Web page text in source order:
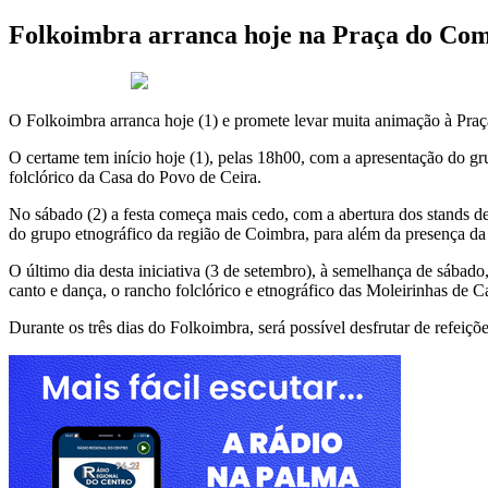
Folkoimbra arranca hoje na Praça do
O Folkoimbra arranca hoje (1) e promete levar muita animação à
O certame tem início hoje (1), pelas 18h00, com a apresentação do
folclórico da Casa do Povo de Ceira.
No sábado (2) a festa começa mais cedo, com a abertura dos stands
do grupo etnográfico da região de Coimbra, para além da presença
O último dia desta iniciativa (3 de setembro), à semelhança de
canto e dança, o rancho folclórico e etnográfico das Moleirinhas de
Durante os três dias do Folkoimbra, será possível desfrutar de